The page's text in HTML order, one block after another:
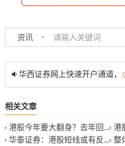
资讯
华西证券网上快速开户通道，
相关文章
港股今年要大翻身？去年回... 港
华泰证券：港股短线或有反... 整